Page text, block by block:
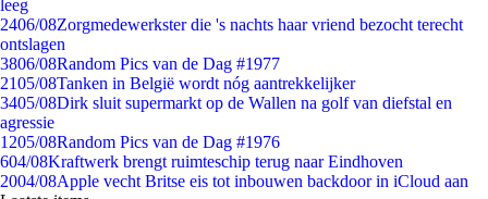
leeg
2406/08Zorgmedewerkster die 's nachts haar vriend bezocht terecht
ontslagen
3806/08Random Pics van de Dag #1977
2105/08Tanken in België wordt nóg aantrekkelijker
3405/08Dirk sluit supermarkt op de Wallen na golf van diefstal en
agressie
1205/08Random Pics van de Dag #1976
604/08Kraftwerk brengt ruimteschip terug naar Eindhoven
2004/08Apple vecht Britse eis tot inbouwen backdoor in iCloud aan